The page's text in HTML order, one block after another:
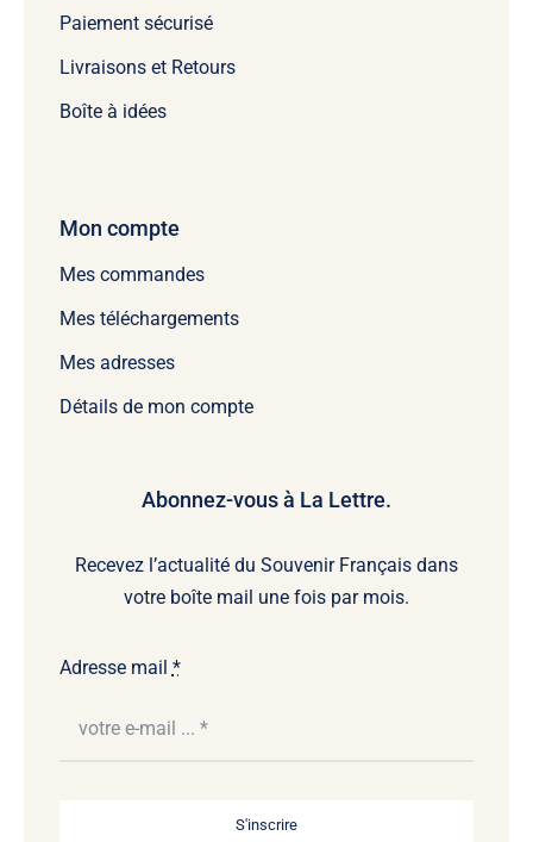
Paiement sécurisé
Livraisons et Retours
Boîte à idées
Mon compte
Mes commandes
Mes téléchargements
Mes adresses
Détails de mon compte
Abonnez-vous à La Lettre.
Recevez l’actualité du Souvenir Français dans
votre boîte mail une fois par mois.
Adresse mail *
S'inscrire